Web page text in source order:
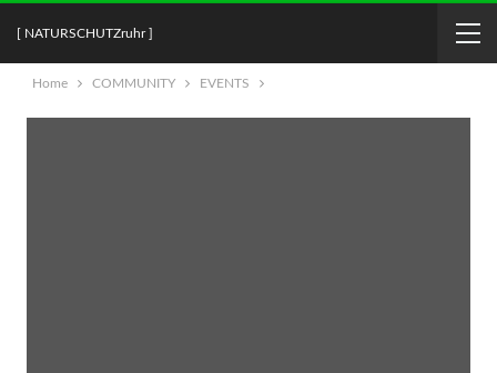
[ NATURSCHUTZruhr ]
Home COMMUNITY EVENTS